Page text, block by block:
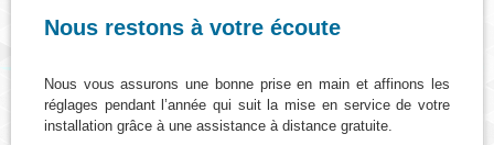
Nous restons à votre écoute
Nous vous assurons une bonne prise en main et affinons les
réglages pendant l’année qui suit la mise en service de votre
installation grâce à une assistance à distance gratuite.